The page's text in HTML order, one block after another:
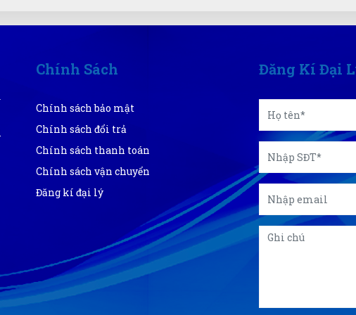
Chính Sách
Chính sách bảo mật
Chính sách đổi trả
Chính sách thanh toán
Chính sách vận chuyển
Đăng kí đại lý
Đăng Kí Đại